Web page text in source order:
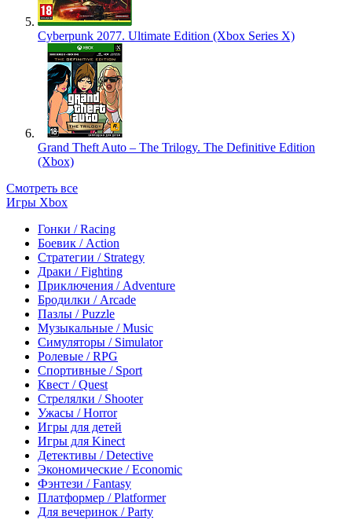
Cyberpunk 2077. Ultimate Edition (Xbox Series X)
Grand Theft Auto – The Trilogy. The Definitive Edition
(Xbox)
Смотреть все
Игры Xbox
Гонки / Racing
Боевик / Action
Стратегии / Strategy
Драки / Fighting
Приключения / Adventure
Бродилки / Arcade
Пазлы / Puzzle
Музыкальные / Music
Симуляторы / Simulator
Ролевые / RPG
Спортивные / Sport
Квест / Quest
Стрелялки / Shooter
Ужасы / Horror
Игры для детей
Игры для Kinect
Детективы / Detective
Экономические / Economic
Фэнтези / Fantasy
Платформер / Platformer
Для вечеринок / Party